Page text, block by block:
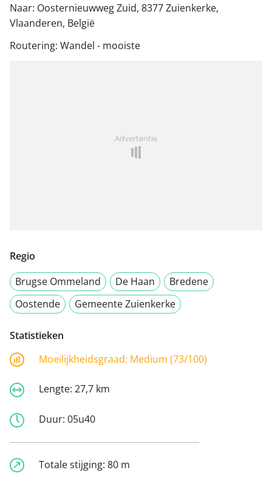
Naar: Oosternieuwweg Zuid, 8377 Zuienkerke,
Vlaanderen, België
Routering: Wandel - mooiste
Advertentie
Regio
Brugse Ommeland
De Haan
Bredene
Oostende
Gemeente Zuienkerke
Statistieken
Moeilijkheidsgraad: Medium (73/100)
Lengte: 27,7 km
Duur: 05u40
Totale stijging: 80 m